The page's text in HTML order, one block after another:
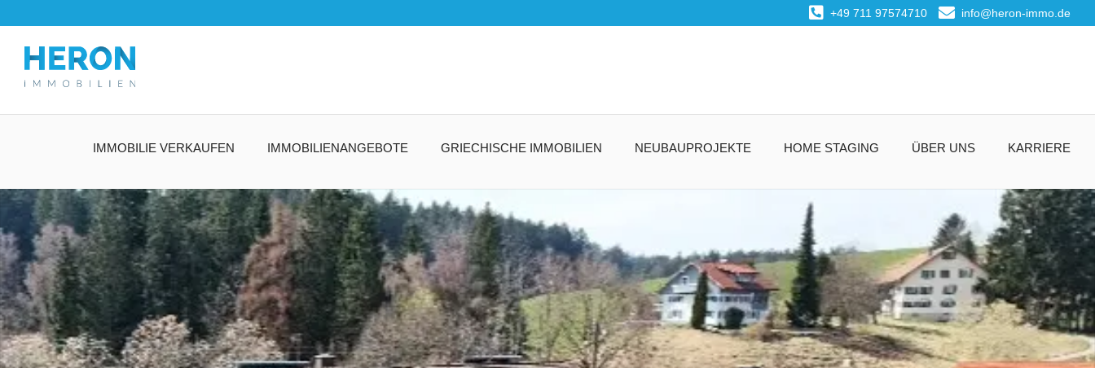
+49 711 97574710 info@heron-immo.de
IMMOBILIE VERKAUFEN IMMOBILIENANGEBOTE GRIECHISCHE IMMOBILIEN NEUBAUPROJEKTE HOME STAGING ÜBER UNS KARRIERE